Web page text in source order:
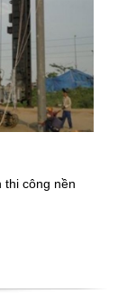
thi công nền